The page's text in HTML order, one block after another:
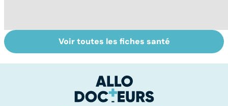
osseuse : des
Trisomie 21 : du
dépistage à la
Voir toutes les fiches santé